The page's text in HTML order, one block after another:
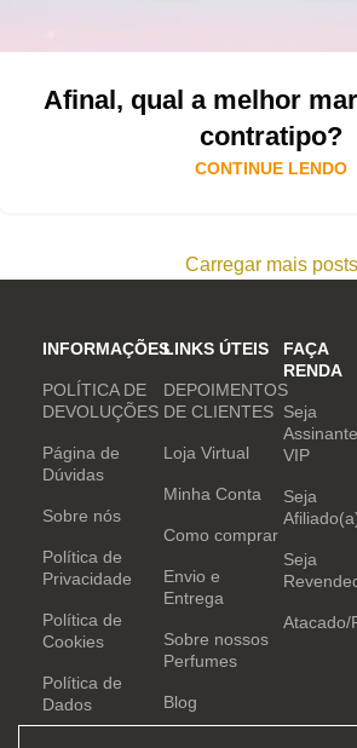
Afinal, qual a melhor
contratipo?
CONTINUE LENDO
Carregar mais posts
INFORMAÇÕES
POLÍTICA DE
DEVOLUÇÕES
Página de
Dúvidas
Sobre nós
Política de
Privacidade
Política de
Cookies
Política de
Dados
LINKS ÚTEIS
DEPOIMENTOS
DE CLIENTES
Loja Virtual
Minha Conta
Como comprar
Envio e
Entrega
Sobre nossos
Perfumes
Blog
FAÇA
RENDA
Seja
Assinante
VIP
Seja
Seja
Atacado/